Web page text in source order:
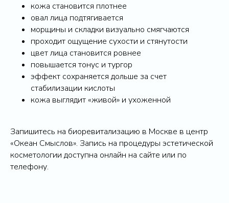
кожа становится плотнее
овал лица подтягивается
морщины и складки визуально смягчаются
проходит ощущение сухости и стянутости
цвет лица становится ровнее
повышается тонус и тургор
эффект сохраняется дольше за счет
стабилизации кислоты
кожа выглядит «живой» и ухоженной
Запишитесь на биоревитализацию в Москве в центр
«Океан Смыслов». Запись на процедуры эстетической
косметологии доступна онлайн на сайте или по
телефону.